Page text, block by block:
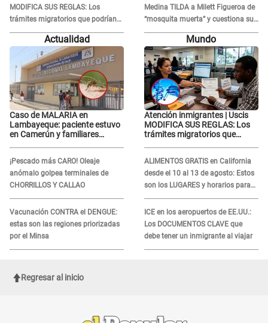
MODIFICA SUS REGLAS: Los
trámites migratorios que podrían
necesitar tu prueba de ADN
Medina TILDA a Milett Figueroa de
“mosquita muerta” y cuestiona su
RECONCILIACIÓN con Marcelo
Tinelli en TV argentina
Actualidad
Caso de MALARIA en
Lambayeque: paciente estuvo
en Camerún y familiares
¡Pescado más CARO! Oleaje
anómalo golpea terminales de
CHORRILLOS Y CALLAO
Vacunación CONTRA el DENGUE:
estas son las regiones priorizadas
por el Minsa
Mundo
Atención inmigrantes | Uscis
MODIFICA SUS REGLAS: Los
trámites migratorios que
ALIMENTOS GRATIS en California
desde el 10 al 13 de agosto: Estos
son los LUGARES y horarios para
recibir la ayuda
ICE en los aeropuertos de EE.UU.:
Los DOCUMENTOS CLAVE que
debe tener un inmigrante al viajar
Regresar al inicio